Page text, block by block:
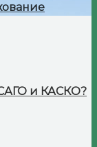
и КАСКО?